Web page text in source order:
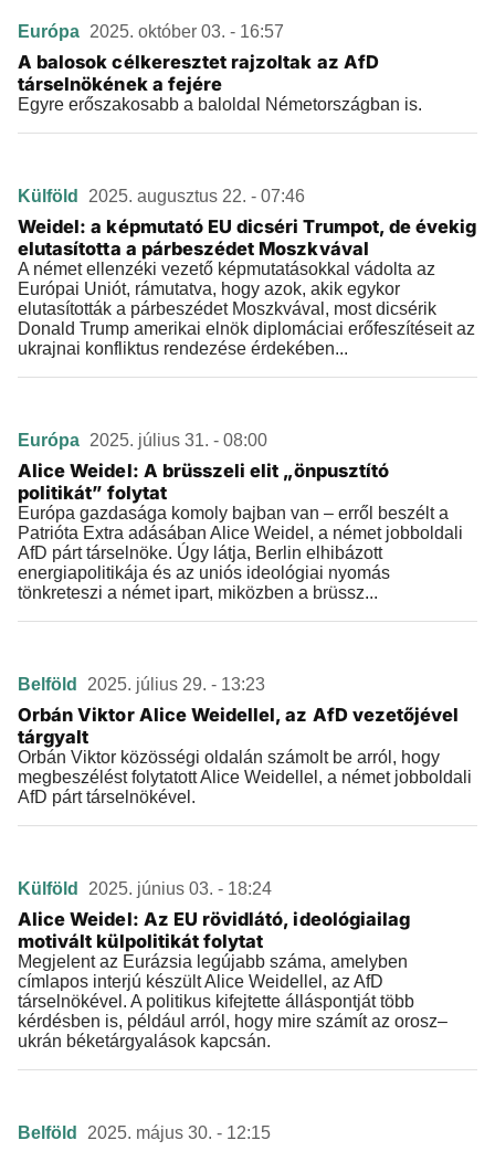
Európa 2025. október 03. - 16:57
A balosok célkeresztet rajzoltak az AfD
társelnökének a fejére
Egyre erőszakosabb a baloldal Németországban is.
Külföld 2025. augusztus 22. - 07:46
Weidel: a képmutató EU dicséri Trumpot, de évekig
elutasította a párbeszédet Moszkvával
A német ellenzéki vezető képmutatásokkal vádolta az
Európai Uniót, rámutatva, hogy azok, akik egykor
elutasították a párbeszédet Moszkvával, most dicsérik
Donald Trump amerikai elnök diplomáciai erőfeszítéseit az
ukrajnai konfliktus rendezése érdekében...
Európa 2025. július 31. - 08:00
Alice Weidel: A brüsszeli elit „önpusztító
politikát” folytat
Európa gazdasága komoly bajban van – erről beszélt a
Patrióta Extra adásában Alice Weidel, a német jobboldali
AfD párt társelnöke. Úgy látja, Berlin elhibázott
energiapolitikája és az uniós ideológiai nyomás
tönkreteszi a német ipart, miközben a brüssz...
Belföld 2025. július 29. - 13:23
Orbán Viktor Alice Weidellel, az AfD vezetőjével
tárgyalt
Orbán Viktor közösségi oldalán számolt be arról, hogy
megbeszélést folytatott Alice Weidellel, a német jobboldali
AfD párt társelnökével.
Külföld 2025. június 03. - 18:24
Alice Weidel: Az EU rövidlátó, ideológiailag
motivált külpolitikát folytat
Megjelent az Eurázsia legújabb száma, amelyben
címlapos interjú készült Alice Weidellel, az AfD
társelnökével. A politikus kifejtette álláspontját több
kérdésben is, például arról, hogy mire számít az orosz–
ukrán béketárgyalások kapcsán.
Belföld 2025. május 30. - 12:15